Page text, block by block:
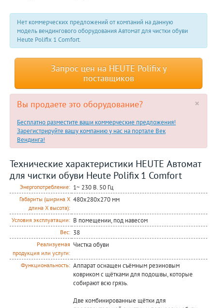
Нет коммерческих предложений от компаний на данную
модель вендингового оборудования Автомат для чистки обуви
Heute Polifix 1 Comfort.
Запрос цен на HEUTE Polifix у
поставщиков
×
Вы продаете это оборудование?
Бесплатно разместите ваши коммерческие предложения!
Зарегистрируйте вашу компанию у нас на портале Век
Вендинга!
Технические характеристики HEUTE Автомат
для чистки обуви Heute Polifix 1 Comfort
Энергопотребление: 1~ 230 В. 50 Гц
Габариты (ширина Х
длина Х высота):
480x280x270 мм
Условия эксплуатации: В помещении, под навесом
Вес: 38
Реализуемая
продукция или услуги:
Чистка обуви
Функциональность: Аппарат оснащен съёмным резиновым
ковриком с щётками для подошвы, которые
собирают всю грязь.
Две комбинированные щётки для